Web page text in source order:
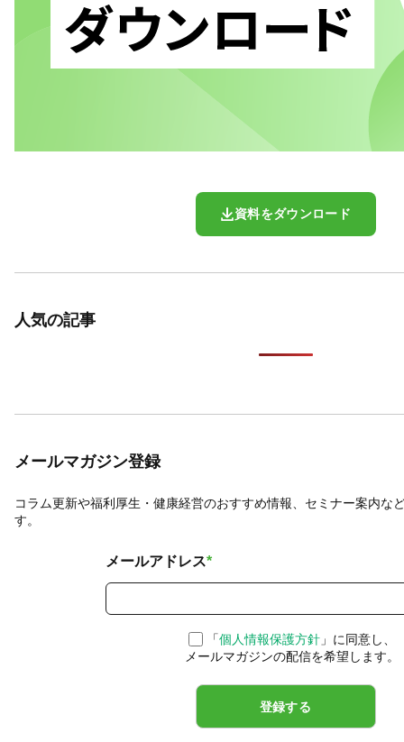
資料をダウンロード
人気の記事
メールマガジン登録
コラム更新や福利厚生・健康経営のおすすめ情報、セミナー案内な
す。
メールアドレス*
「個人情報保護方針」に同意し、
メールマガジンの配信を希望します。